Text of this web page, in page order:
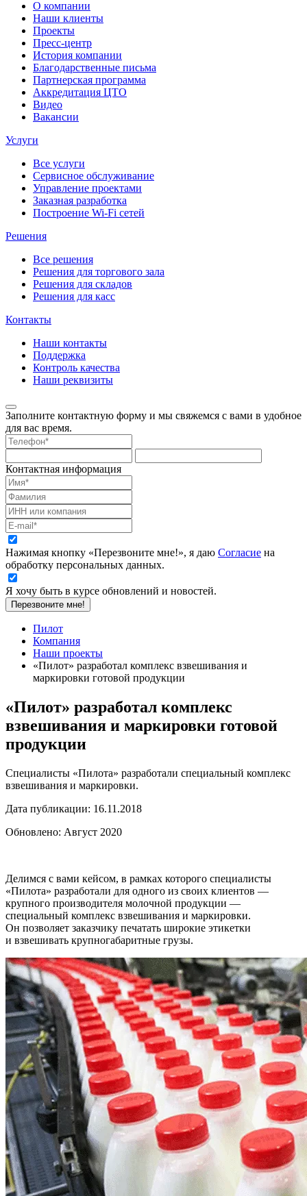
О компании
Наши клиенты
Проекты
Пресс-центр
История компании
Благодарственные письма
Партнерская программа
Аккредитация ЦТО
Видео
Вакансии
Услуги
Все услуги
Сервисное обслуживание
Управление проектами
Заказная разработка
Построение Wi-Fi сетей
Решения
Все решения
Решения для торгового зала
Решения для складов
Решения для касс
Контакты
Наши контакты
Поддержка
Контроль качества
Наши реквизиты
Заполните контактную форму и мы свяжемся с вами в удобное
для вас время.
Контактная информация
Нажимая кнопку «Перезвоните мне!», я даю Согласие на
обработку персональных данных.
Я хочу быть в курсе обновлений и новостей.
Перезвоните мне!
Пилот
Компания
Наши проекты
«Пилот» разработал комплекс взвешивания и
маркировки готовой продукции
«Пилот» разработал комплекс
взвешивания и маркировки готовой
продукции
Специалисты «Пилота» разработали специальный комплекс
взвешивания и маркировки.
Дата публикации: 16.11.2018
Обновлено: Август 2020
Делимся с вами кейсом, в рамках которого специалисты
«Пилота» разработали для одного из своих клиентов —
крупного производителя молочной продукции —
специальный комплекс взвешивания и маркировки.
Он позволяет заказчику печатать широкие этикетки
и взвешивать крупногабаритные грузы.